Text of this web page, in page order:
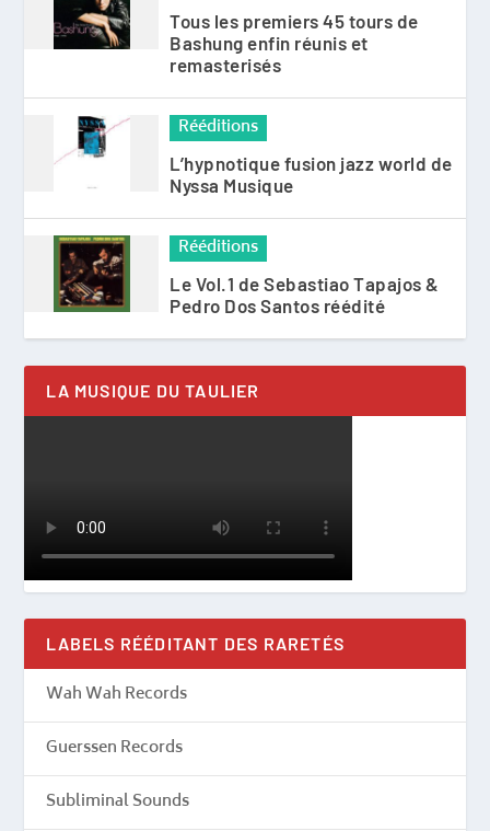
Tous les premiers 45 tours de
Bashung enfin réunis et
remasterisés
Rééditions
L’hypnotique fusion jazz world de
Nyssa Musique
Rééditions
Le Vol.1 de Sebastiao Tapajos &
Pedro Dos Santos réédité
LA MUSIQUE DU TAULIER
LABELS RÉÉDITANT DES RARETÉS
Wah Wah Records
Guerssen Records
Subliminal Sounds